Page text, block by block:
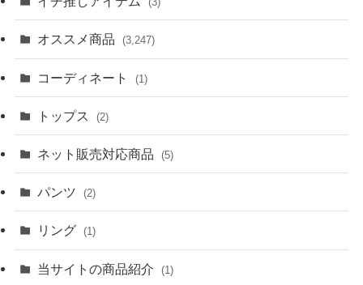
オススメ商品 (3,247)
コーディネート (1)
トップス (2)
ネット販売対応商品 (5)
パンツ (2)
リング (1)
当サイトの商品紹介 (1)